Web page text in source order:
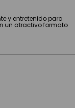
y entretenido para
un atractivo formato